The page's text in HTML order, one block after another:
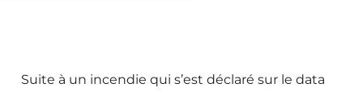
Suite à un incendie qui s’est déclaré sur le data